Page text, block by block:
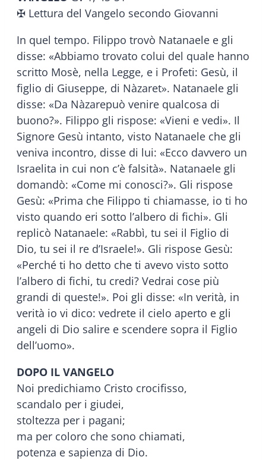
✠ Lettura del Vangelo secondo Giovanni
In quel tempo. Filippo trovò Natanaele e gli
disse: «Abbiamo trovato colui del quale hanno
scritto Mosè, nella Legge, e i Profeti: Gesù, il
figlio di Giuseppe, di Nàzaret». Natanaele gli
disse: «Da Nàzarepuò venire qualcosa di
buono?». Filippo gli rispose: «Vieni e vedi». Il
Signore Gesù intanto, visto Natanaele che gli
veniva incontro, disse di lui: «Ecco davvero un
Israelita in cui non c’è falsità». Natanaele gli
domandò: «Come mi conosci?». Gli rispose
Gesù: «Prima che Filippo ti chiamasse, io ti ho
visto quando eri sotto l’albero di fichi». Gli
replicò Natanaele: «Rabbì, tu sei il Figlio di
Dio, tu sei il re d’Israele!». Gli rispose Gesù:
«Perché ti ho detto che ti avevo visto sotto
l’albero di fichi, tu credi? Vedrai cose più
grandi di queste!». Poi gli disse: «In verità, in
verità io vi dico: vedrete il cielo aperto e gli
angeli di Dio salire e scendere sopra il Figlio
dell’uomo».
DOPO IL VANGELO
Noi predichiamo Cristo crocifisso,
scandalo per i giudei,
stoltezza per i pagani;
ma per coloro che sono chiamati,
potenza e sapienza di Dio.